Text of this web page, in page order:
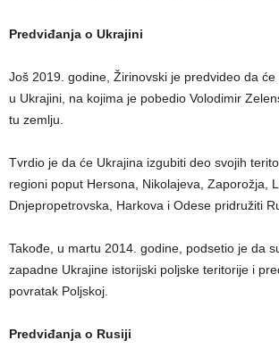
Predviđanja o Ukrajini
Još 2019. godine, Žirinovski je predvideo da
u Ukrajini, na kojima je pobedio Volodimir
tu zemlju.
Tvrdio je da će Ukrajina izgubiti deo svojih
regioni poput Hersona, Nikolajeva, Zaporožja,
Dnjepropetrovska, Harkova i Odese pridružiti
Takođe, u martu 2014. godine, podsetio je da
zapadne Ukrajine istorijski poljske teritorije i
povratak Poljskoj.
Predviđanja o Rusiji